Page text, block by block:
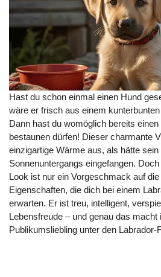
Hast du schon einmal einen Hund
wäre er frisch aus einem
Dann hast du womöglich bereits
bestaunen dürfen! Dieser charmante
einzigartige Wärme aus, als hätte
Sonnenuntergangs eingefangen.
Look ist nur ein Vorgeschmack auf
Eigenschaften, die dich bei einem
erwarten. Er ist treu, intelligent,
Lebensfreude – und genau das
Publikumsliebling unter den Labrador-